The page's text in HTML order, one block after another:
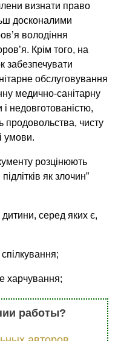
визнати право
досконалими
володіння
Крім того, на
забезпечувати
обслуговування
медично-санітарну
недовготованістю,
продовольства, чисту
умови.
розцінюють
як злочин”
дитини, серед яких є,
харчування;
работы?